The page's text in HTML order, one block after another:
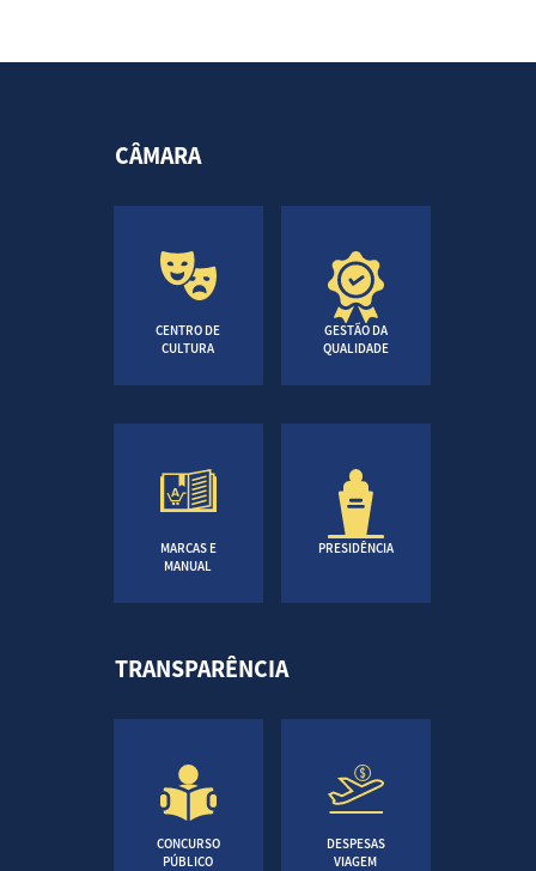
CÂMARA
CENTRO DE
CULTURA
GESTÃO DA
QUALIDADE
MARCAS E
MANUAL
PRESIDÊNCIA
TRANSPARÊNCIA
CONCURSO
PÚBLICO
DESPESAS
VIAGEM